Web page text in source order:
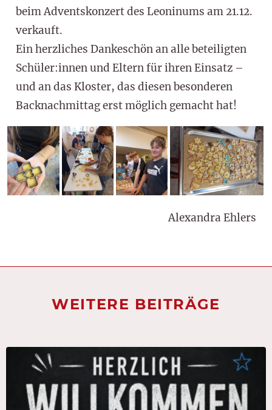
beim Adventskonzert des Leoninums am 21.12.
verkauft.
Ein herzliches Dankeschön an alle beteiligten
Schüler:innen und Eltern für ihren Einsatz –
und an das Kloster, das diesen besonderen
Backnachmittag erst möglich gemacht hat!
Alexandra Ehlers
WEITERE BEITRÄGE